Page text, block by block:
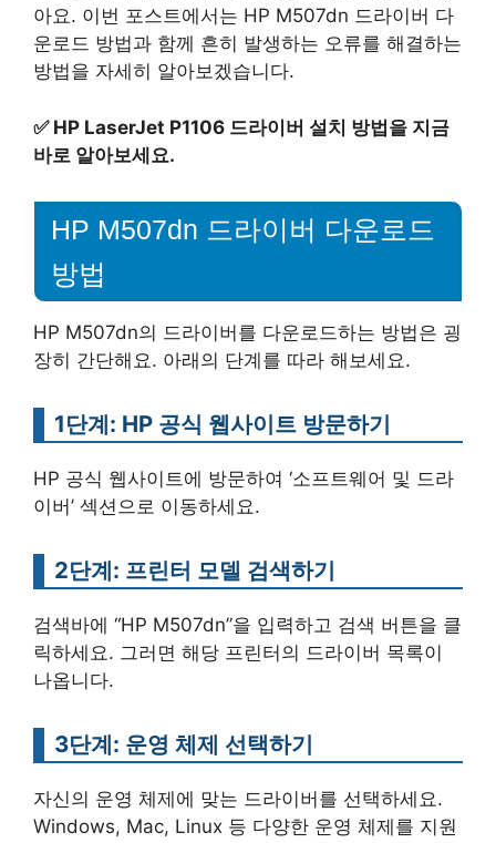
아요. 이번 포스트에서는 HP M507dn 드라이버 다
운로드 방법과 함께 흔히 발생하는 오류를 해결하는
방법을 자세히 알아보겠습니다.
✅ HP LaserJet P1106 드라이버 설치 방법을 지금
바로 알아보세요.
HP M507dn 드라이버 다운로드
방법
HP M507dn의 드라이버를 다운로드하는 방법은 굉
장히 간단해요. 아래의 단계를 따라 해보세요.
1단계: HP 공식 웹사이트 방문하기
HP 공식 웹사이트에 방문하여 ‘소프트웨어 및 드라
이버’ 섹션으로 이동하세요.
2단계: 프린터 모델 검색하기
검색바에 “HP M507dn”을 입력하고 검색 버튼을 클
릭하세요. 그러면 해당 프린터의 드라이버 목록이
나옵니다.
3단계: 운영 체제 선택하기
자신의 운영 체제에 맞는 드라이버를 선택하세요.
Windows, Mac, Linux 등 다양한 운영 체제를 지원